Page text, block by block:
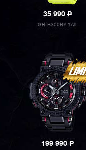
35 990P
GR-B300RY-1A9
199 990P